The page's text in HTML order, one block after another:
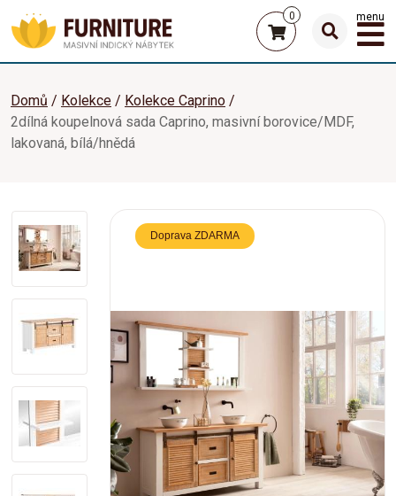
0 menu
Domů Kolekce
Kolekce Caprino
2dílná koupelnová sada Caprino, masivní borovice/MDF,
lakovaná, bílá/hnědá
Doprava ZDARMA